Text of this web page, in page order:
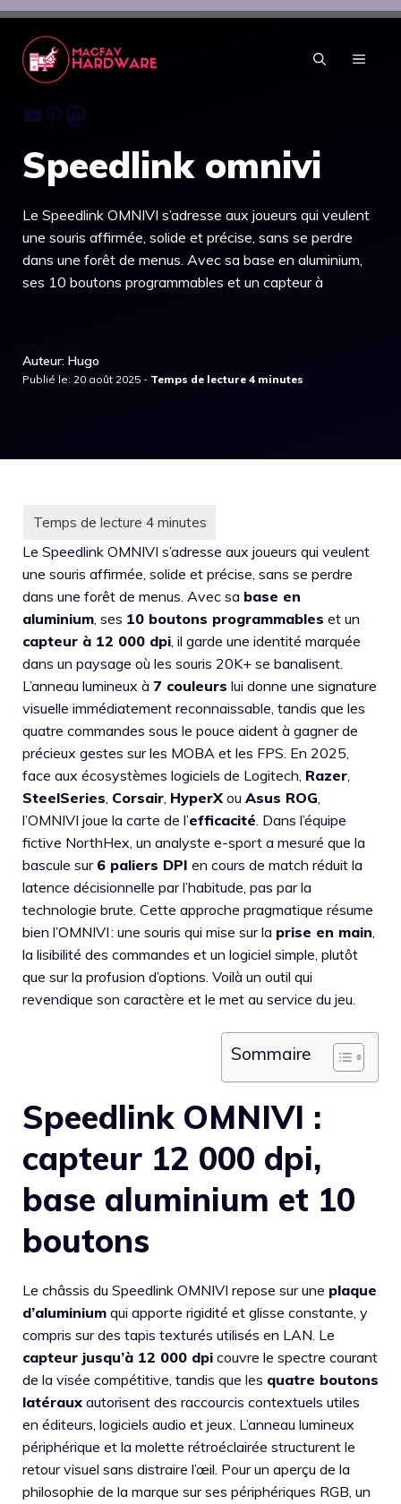
Aller
contenu
MENU
Youtube
Pinterest
Mastodon
Speedlink omnivi
Le Speedlink OMNIVI s’adresse aux joueurs qui veulent
une souris affirmée, solide et précise, sans se perdre
dans une forêt de menus. Avec sa base en aluminium,
ses 10 boutons programmables et un capteur à
Auteur: Hugo
Publié le: 20 août 2025 -
Le Speedlink OMNIVI s’adresse aux joueurs qui veulent
une souris affirmée, solide et précise, sans se perdre
dans une forêt de menus. Avec sa base en
aluminium, ses 10 boutons programmables et un
capteur à 12 000 dpi, il garde une identité marquée
dans un paysage où les souris 20K+ se banalisent.
L’anneau lumineux à 7 couleurs lui donne une signature
visuelle immédiatement reconnaissable, tandis que les
quatre commandes sous le pouce aident à gagner de
précieux gestes sur les MOBA et les FPS. En 2025,
face aux écosystèmes logiciels de Logitech, Razer,
SteelSeries, Corsair, HyperX ou Asus ROG,
l’OMNIVI joue la carte de l’efficacité. Dans l’équipe
fictive NorthHex, un analyste e-sport a mesuré que la
bascule sur 6 paliers DPI en cours de match réduit la
latence décisionnelle par l’habitude, pas par la
technologie brute. Cette approche pragmatique résume
bien l’OMNIVI : une souris qui mise sur la prise en main,
la lisibilité des commandes et un logiciel simple, plutôt
que sur la profusion d’options. Voilà un outil qui
revendique son caractère et le met au service du jeu.
Sommaire
Speedlink OMNIVI :
capteur 12 000 dpi,
base aluminium et 10
boutons
Le châssis du Speedlink OMNIVI repose sur une plaque
d’aluminium qui apporte rigidité et glisse constante, y
compris sur des tapis texturés utilisés en LAN. Le
capteur jusqu’à 12 000 dpi couvre le spectre courant
de la visée compétitive, tandis que les quatre boutons
latéraux autorisent des raccourcis contextuels utiles
en éditeurs, logiciels audio et jeux. L’anneau lumineux
périphérique et la molette rétroéclairée structurent le
retour visuel sans distraire l’œil. Pour un aperçu de la
philosophie de la marque sur ses périphériques RGB, un